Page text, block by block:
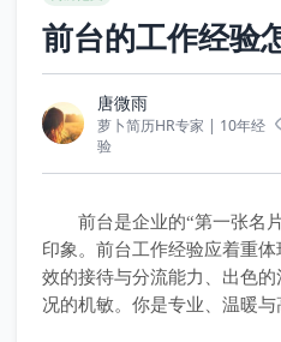
前台的工作经验
唐微雨
萝卜简历HR专家 | 10年经
验
前台是企业的“第一张名
印象。前台工作经验应着重
效的接待与分流能力、出色
况的机敏。你是专业、温暖与